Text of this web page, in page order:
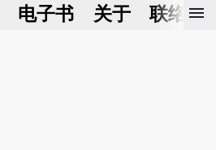
电子书 关于 联络我
menu